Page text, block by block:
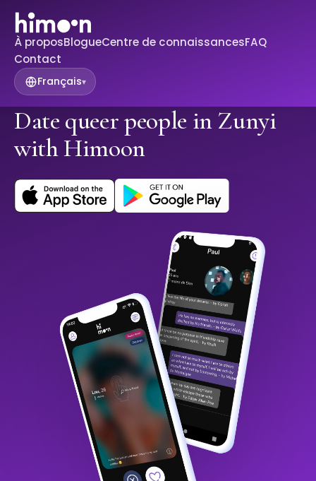
À proposBlogueCentre de connaissancesFAQ
Contact
Français▾
Date queer people in Zunyi
with Himoon